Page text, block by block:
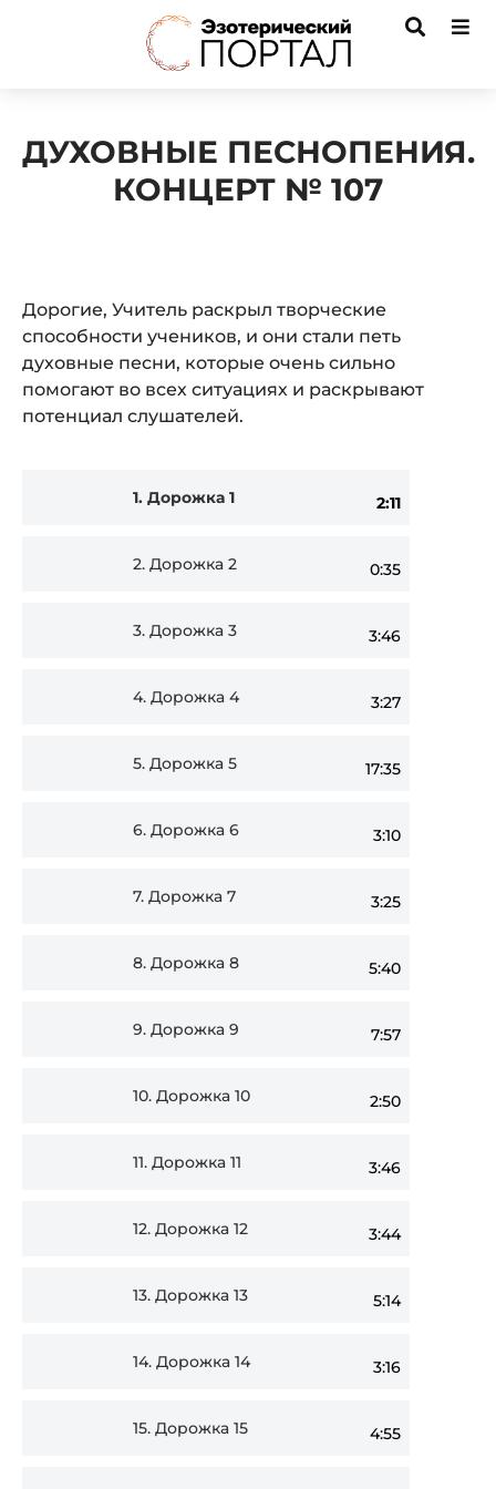
ДУХОВНЫЕ ПЕСНОПЕНИЯ.
КОНЦЕРТ № 107
Дорогие, Учитель раскрыл творческие
способности учеников, и они стали петь
духовные песни, которые очень сильно
помогают во всех ситуациях и раскрывают
потенциал слушателей.
1. Дорожка 1 2:11
2. Дорожка 2 0:35
3. Дорожка 3 3:46
4. Дорожка 4 3:27
5. Дорожка 5 17:35
6. Дорожка 6 3:10
7. Дорожка 7 3:25
8. Дорожка 8 5:40
9. Дорожка 9 7:57
10. Дорожка 10 2:50
11. Дорожка 11 3:46
12. Дорожка 12 3:44
13. Дорожка 13 5:14
14. Дорожка 14 3:16
15. Дорожка 15 4:55